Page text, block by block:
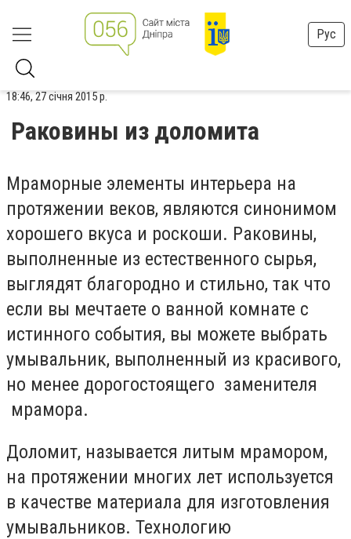
Рус
18:46, 27 січня 2015 р.
Раковины из доломита
Мраморные элементы интерьера на
протяжении веков, являются синонимом
хорошего вкуса и роскоши. Раковины,
выполненные из естественного сырья,
выглядят благородно и стильно, так что
если вы мечтаете о ванной комнате с
истинного события, вы можете выбрать
умывальник, выполненный из красивого,
но менее дорогостоящего заменителя
мрамора.
Доломит, называется литым мрамором,
на протяжении многих лет используется
в качестве материала для изготовления
умывальников. Технологию